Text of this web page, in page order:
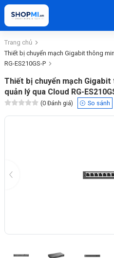
Trang chủ
Thiết bị chuyển mạch Gigabit thông
RG-ES210GS-P
Thiết bị chuyển mạch Gigabit
quản lý qua Cloud RG-
(0 Đánh giá) So sánh